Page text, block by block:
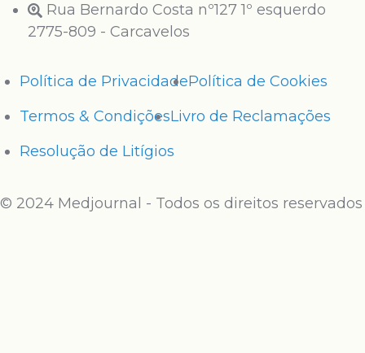
Rua Bernardo Costa nº127 1º esquerdo
2775-809 - Carcavelos
Política de PrivacidadePolítica de Cookies
Termos & CondiçõesLivro de Reclamações
Resolução de Litígios
© 2024 Medjournal - Todos os direitos reservados